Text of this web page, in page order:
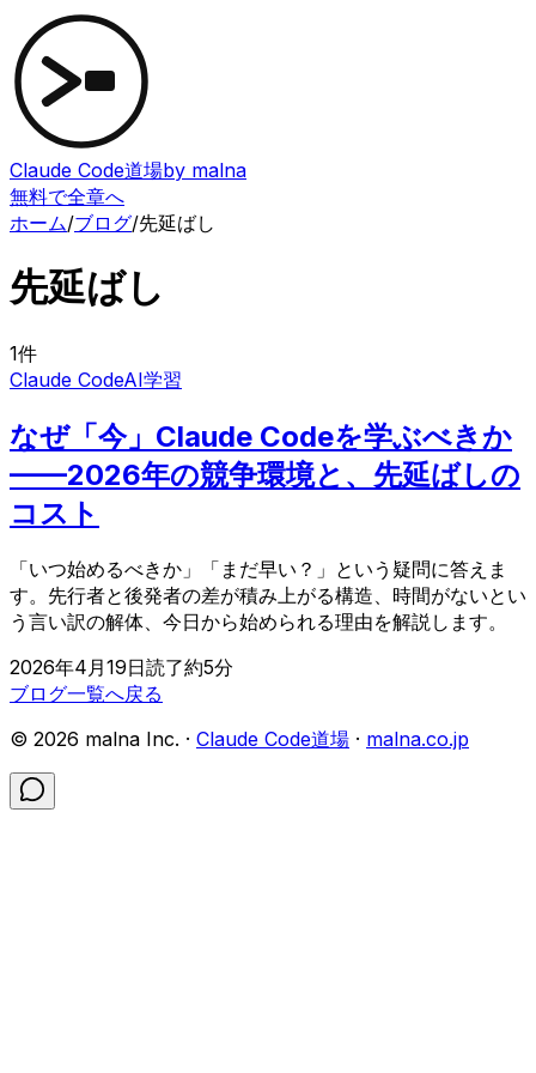
Claude Code道場by malna
無料で全章へ
ホーム/ブログ/先延ばし
先延ばし
1件
Claude CodeAI学習
なぜ「今」Claude Codeを学ぶべきか
——2026年の競争環境と、先延ばしの
コスト
「いつ始めるべきか」「まだ早い？」という疑問に答えま
す。先行者と後発者の差が積み上がる構造、時間がないとい
う言い訳の解体、今日から始められる理由を解説します。
2026年4月19日読了約5分
ブログ一覧へ戻る
© 2026 malna Inc. · Claude Code道場 · malna.co.jp